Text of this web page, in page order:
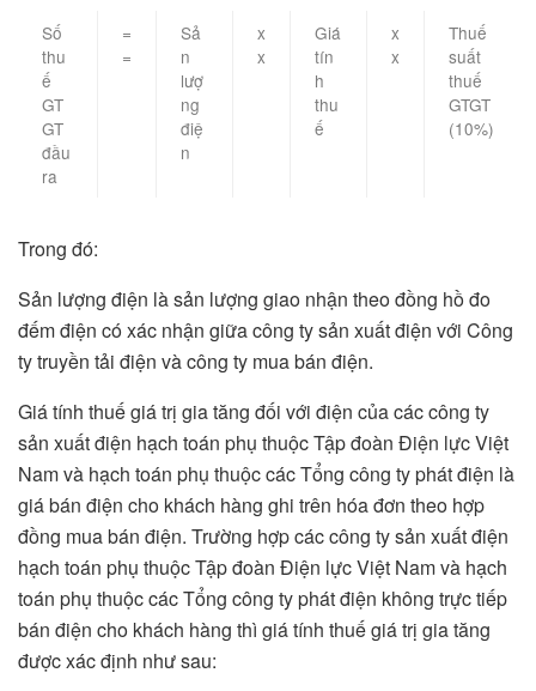
Số
thu
ế
GT
GT
đầu
ra
=
=
Sả
n
lượ
ng
điệ
n
x
x
Giá
tín
h
thu
ế
x
x
Thuế
suất
thuế
GTGT
(10%)
Trong đó:
Sản lượng điện là sản lượng giao nhận theo đồng hồ đo
đếm điện có xác nhận giữa công ty sản xuất điện với Công
ty truyền tải điện và công ty mua bán điện.
Giá tính thuế giá trị gia tăng đối với điện của các công ty
sản xuất điện hạch toán phụ thuộc Tập đoàn Điện lực Việt
Nam và hạch toán phụ thuộc các Tổng công ty phát điện là
giá bán điện cho khách hàng ghi trên hóa đơn theo hợp
đồng mua bán điện. Trường hợp các công ty sản xuất điện
hạch toán phụ thuộc Tập đoàn Điện lực Việt Nam và hạch
toán phụ thuộc các Tổng công ty phát điện không trực tiếp
bán điện cho khách hàng thì giá tính thuế giá trị gia tăng
được xác định như sau: